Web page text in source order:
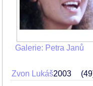
Galerie: Petra Janů
Zvon Lukáš2003 49